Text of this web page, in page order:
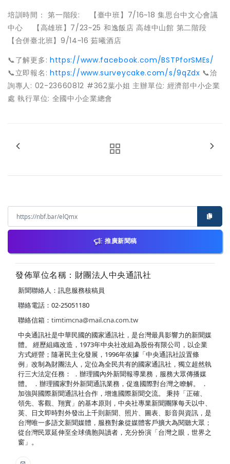
培訓時間： 第一階段: 【臺中班】7/16~18 集思台中文心會議
中心 【高雄班】7/23~25 和逸飯店 高雄中山館 第二階段
【合併臺北班】9/14~16 茹曦酒店
📞了解更多: https://www.facebook.com/BSTPforSMEs/
📞立即報名: https://www.surveycake.com/s/9qZdx 📞洽
詢專人: 02-23660812 #362葉小姐 主辦單位: 經濟部中小企業
處 執行單位: 全國中小企業總會
推廣新聞稿
發佈單位名稱：財團法人中央通訊社
新聞聯絡人：訊息服務核稿員
聯絡電話：02-25051180
聯絡信箱： timtimcna@mail.cna.com.tw
中央通訊社是中華民國的國家通訊社，是台灣最具影響力的新聞媒
體。 經歷組織改造，1973年中央社改組為股份有限公司，以企業
方式經營；隨著民主化發展，1996年依據「中央通訊社設置條
例」改制為財團法人，定位為全民共有的國家通訊社，獨立超然執
行三大法定任務： ．辦理國內外新聞報導業務，服務大眾傳播媒
體。 ．辦理國家對外新聞通訊業務，促進國際對台灣之瞭解。 ．
加強與國際新聞通訊社合作，增進國際新聞交流。 秉持「正確、
領先、客觀、翔實」的基本原則，中央社專業新聞團隊每天以中、
英、日文即時對外發出上千則新聞、照片、圖表、影音與資訊，是
台灣唯一多語文新聞媒體，服務對象從媒體客戶擴大為閱聽大眾；
從台灣民眾延伸至全球僑胞與讀者，充分扮演「台灣之眼，世界之
窗」。